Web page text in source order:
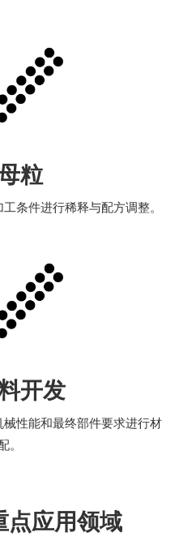
粒
条件进行稀释与配方调整。
开发
性能和最终部件要求进行材
。
点应用领域